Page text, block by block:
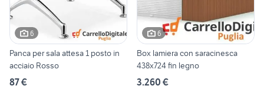
6
Panca per sala attesa 1 posto in
acciaio Rosso
87 €
6
Box lamiera con saracinesca
438x724 fin legno
3.260 €